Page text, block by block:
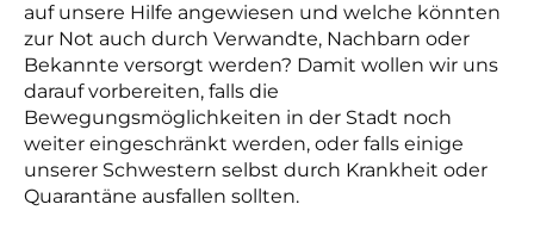
auf unsere Hilfe angewiesen und welche könnten
zur Not auch durch Verwandte, Nachbarn oder
Bekannte versorgt werden? Damit wollen wir uns
darauf vorbereiten, falls die
Bewegungsmöglichkeiten in der Stadt noch
weiter eingeschränkt werden, oder falls einige
unserer Schwestern selbst durch Krankheit oder
Quarantäne ausfallen sollten.